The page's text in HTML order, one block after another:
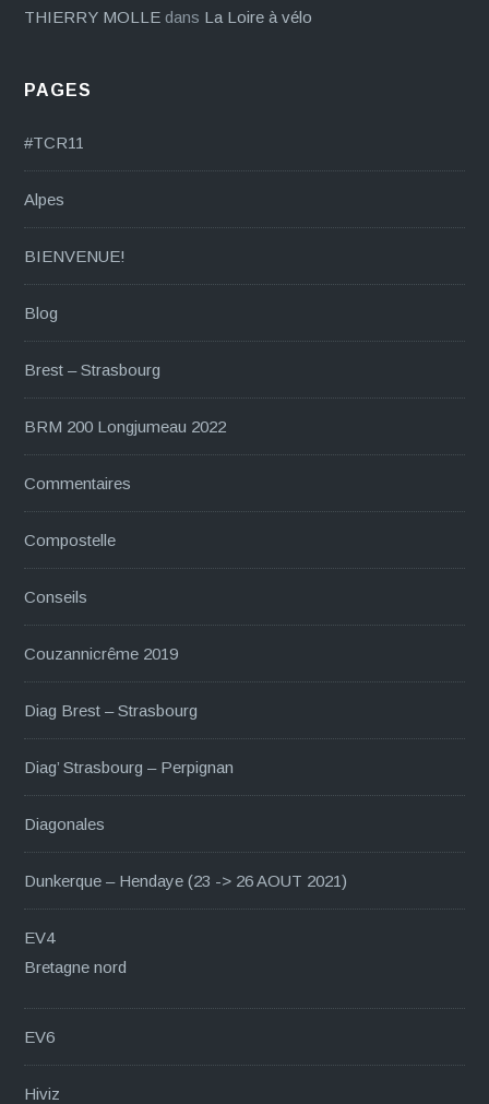
THIERRY MOLLE dans La Loire à vélo
PAGES
#TCR11
Alpes
BIENVENUE!
Blog
Brest – Strasbourg
BRM 200 Longjumeau 2022
Commentaires
Compostelle
Conseils
Couzannicrême 2019
Diag Brest – Strasbourg
Diag’ Strasbourg – Perpignan
Diagonales
Dunkerque – Hendaye (23 -> 26 AOUT 2021)
EV4
Bretagne nord
EV6
Hiviz